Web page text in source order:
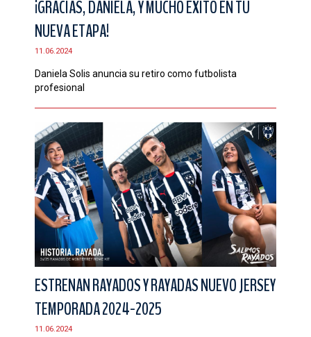
¡GRACIAS, DANIELA, Y MUCHO ÉXITO EN TU
NUEVA ETAPA!
11.06.2024
Daniela Solis anuncia su retiro como futbolista
profesional
ESTRENAN RAYADOS Y RAYADAS NUEVO JERSEY
TEMPORADA 2024-2025
11.06.2024